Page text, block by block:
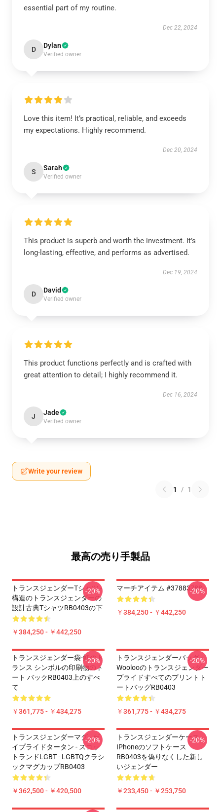
essential part of my routine.
Dec 22, 2024
D Dylan
Verified owner
Love this item! It’s practical, reliable, and exceeds
my expectations. Highly recommend.
Dec 20, 2024
S Sarah
Verified owner
This product is superb and worth the investment. It’s
long-lasting, effective, and performs as advertised.
Dec 19, 2024
D David
Verified owner
This product functions perfectly and is crafted with
great attention to detail; I highly recommend it.
Dec 16, 2024
J Jade
Verified owner
Write your review
1 / 1
最高の売り手製品
トランスジェンダーTシャツ -
構造のトランスジェンダーの
設計古典TシャツRB0403の下
￥384,250 - ￥442,250
-20% マーチアイテム #37883788
￥384,250 - ￥442,250
-20%
トランスジェンダー袋-虹のト
ランス シンボルの印刷物のト
ート バックRB0403上のすべ
て
￥361,775 - ￥434,275
-20%
トランスジェンダーバッグ -
Woolooのトランスジェンダー
プライドすべてのプリントト
ートバッグRB0403
￥361,775 - ￥434,275
-20%
トランスジェンダーマグ - ゲ
イプライドタータン - スコッ
トランドLGBT - LGBTQクラシ
ックマグカップRB0403
￥362,500 - ￥420,500
-20%
トランスジェンダーケース -
IPhoneのソフトケース
RB0403を偽りなくした新し
いジェンダー
￥233,450 - ￥253,750
-20%